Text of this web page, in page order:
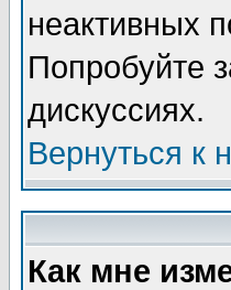
неактивных
Попробуйте
дискуссиях.
Вернуться к
Как мне